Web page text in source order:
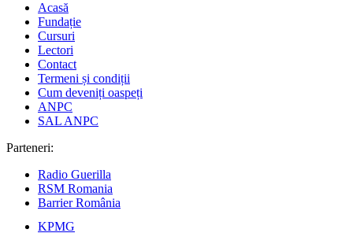
Acasă
Fundație
Cursuri
Lectori
Contact
Termeni și condiții
Cum deveniți oaspeți
ANPC
SAL ANPC
Parteneri:
Radio Guerilla
RSM Romania
Barrier România
KPMG